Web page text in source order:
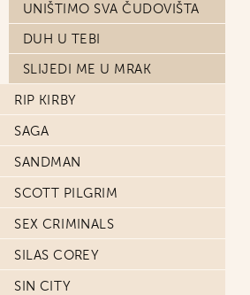
UNIŠTIMO SVA ČUDOVIŠTA
DUH U TEBI
SLIJEDI ME U MRAK
RIP KIRBY
SAGA
SANDMAN
SCOTT PILGRIM
SEX CRIMINALS
SILAS COREY
SIN CITY